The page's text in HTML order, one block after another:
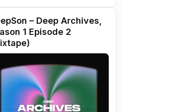
– Deep Archives,
1 Episode 2